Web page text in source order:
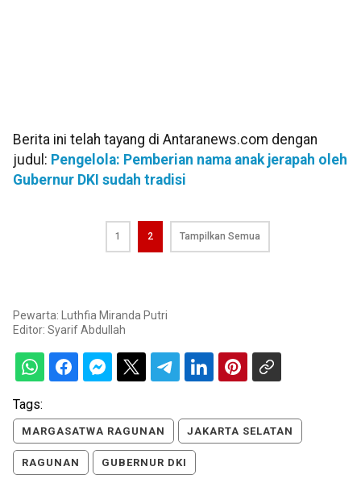
Berita ini telah tayang di Antaranews.com dengan
judul: Pengelola: Pemberian nama anak jerapah oleh
Gubernur DKI sudah tradisi
1 2 Tampilkan Semua
Pewarta: Luthfia Miranda Putri
Editor: Syarif Abdullah
Tags:
MARGASATWA RAGUNAN JAKARTA SELATAN
RAGUNAN GUBERNUR DKI